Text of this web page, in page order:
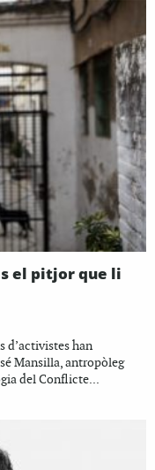
el pitjor que li
d’activistes han
Mansilla, antropòleg
del Conflicte...